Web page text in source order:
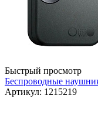
Быстрый просмотр
Беспроводные
Артикул: 1215219